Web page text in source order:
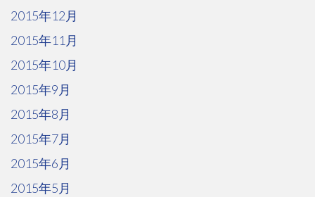
2015年12月
2015年11月
2015年10月
2015年9月
2015年8月
2015年7月
2015年6月
2015年5月